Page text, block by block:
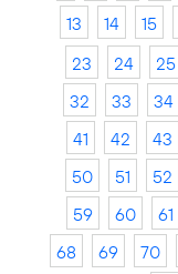
13
14 15
23
24 25
32
33 34
41
42 43
50
51 52
59
60 61
68
69 70